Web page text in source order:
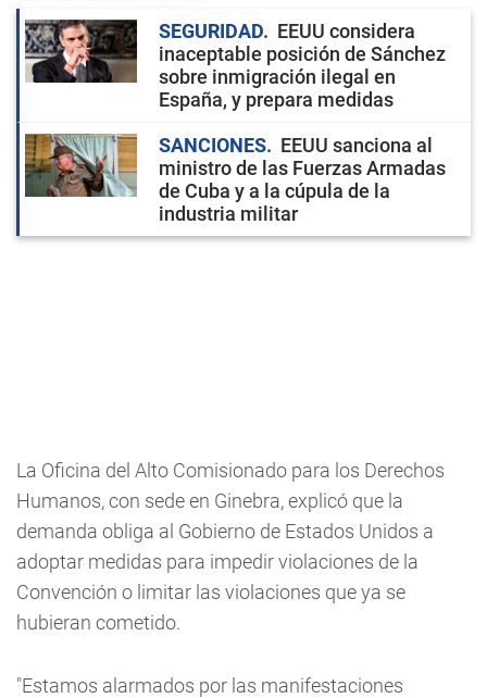
SEGURIDAD
EEUU considera
inaceptable posición de Sánchez
sobre inmigración ilegal en
España, y prepara medidas
SANCIONES
EEUU sanciona al
ministro de las Fuerzas Armadas
de Cuba y a la cúpula de la
industria militar
La Oficina del Alto Comisionado para los Derechos
Humanos, con sede en Ginebra, explicó que la
demanda obliga al Gobierno de Estados Unidos a
adoptar medidas para impedir violaciones de la
Convención o limitar las violaciones que ya se
hubieran cometido.
"Estamos alarmados por las manifestaciones